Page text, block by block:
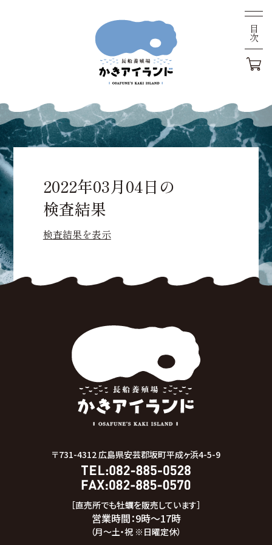
目次
2022年03月04日の
検査結果
検査結果を表示
〒731-4312 広島県安芸郡坂町平成ヶ浜4-5-9
［直売所でも牡蠣を販売しています］
営業時間：9時～17時
（月～土・祝 ※日曜定休）